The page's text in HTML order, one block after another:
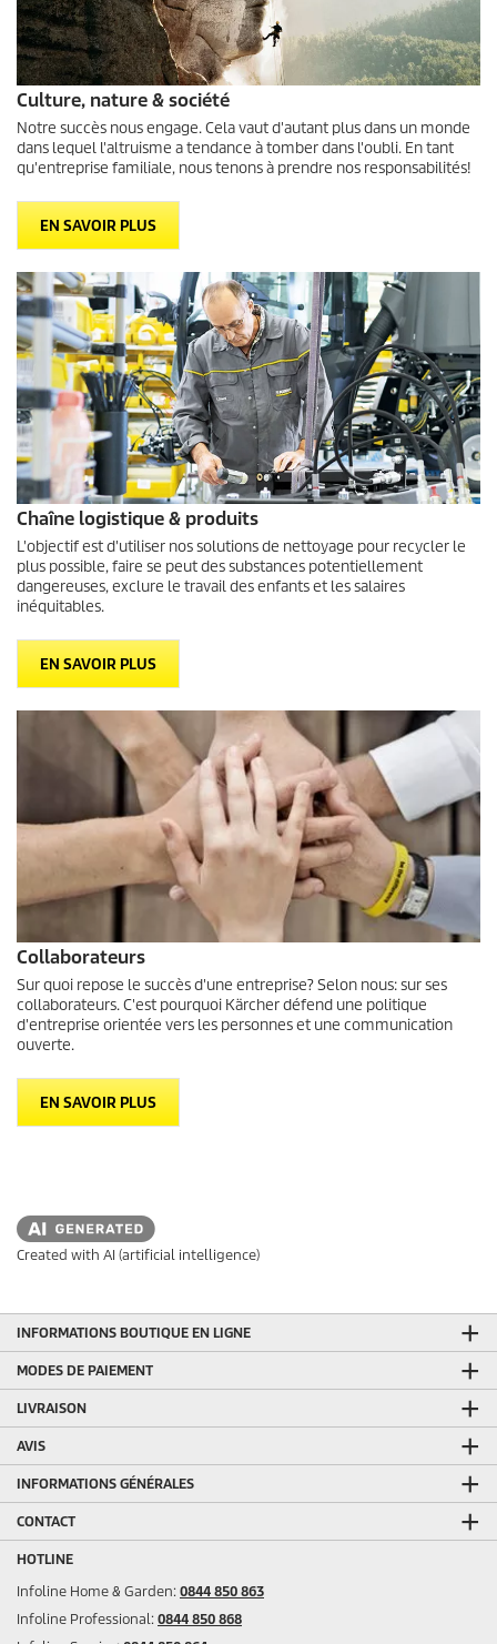
Culture, nature & société
Notre succès nous engage. Cela vaut d'autant plus dans un monde
dans lequel l'altruisme a tendance à tomber dans l'oubli. En tant
qu'entreprise familiale, nous tenons à prendre nos responsabilités!
EN SAVOIR PLUS
Chaîne logistique & produits
L'objectif est d'utiliser nos solutions de nettoyage pour recycler le
plus possible, faire se peut des substances potentiellement
dangereuses, exclure le travail des enfants et les salaires
inéquitables.
EN SAVOIR PLUS
Collaborateurs
Sur quoi repose le succès d'une entreprise? Selon nous: sur ses
collaborateurs. C'est pourquoi Kärcher défend une politique
d'entreprise orientée vers les personnes et une communication
ouverte.
EN SAVOIR PLUS
Created with AI (artificial intelligence)
INFORMATIONS BOUTIQUE EN LIGNE
MODES DE PAIEMENT
LIVRAISON
AVIS
INFORMATIONS GÉNÉRALES
CONTACT
HOTLINE
Infoline Home & Garden: 0844 850 863
Infoline Professional: 0844 850 868